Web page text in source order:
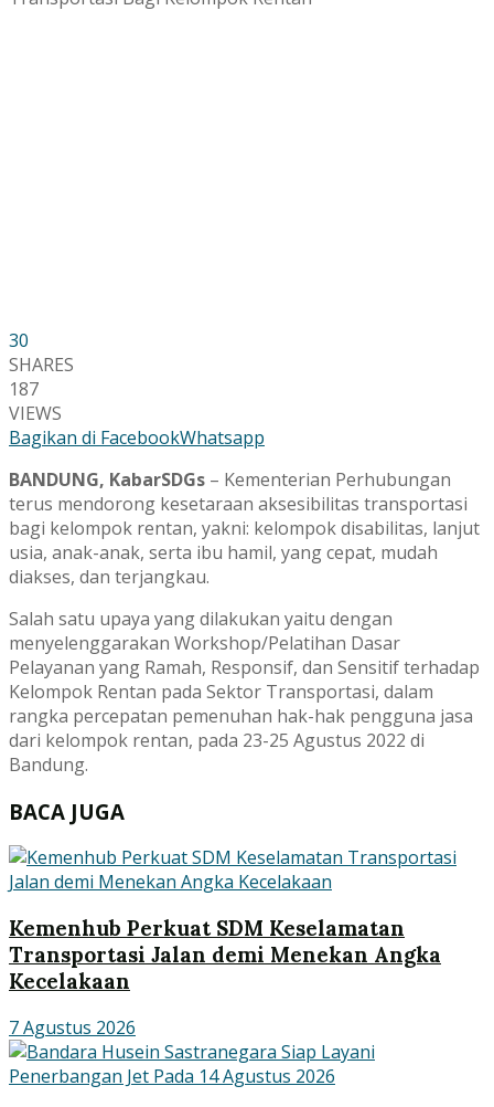
30
SHARES
187
VIEWS
Bagikan di FacebookWhatsapp
BANDUNG, KabarSDGs – Kementerian Perhubungan
terus mendorong kesetaraan aksesibilitas transportasi
bagi kelompok rentan, yakni: kelompok disabilitas, lanjut
usia, anak-anak, serta ibu hamil, yang cepat, mudah
diakses, dan terjangkau.
Salah satu upaya yang dilakukan yaitu dengan
menyelenggarakan Workshop/Pelatihan Dasar
Pelayanan yang Ramah, Responsif, dan Sensitif terhadap
Kelompok Rentan pada Sektor Transportasi, dalam
rangka percepatan pemenuhan hak-hak pengguna jasa
dari kelompok rentan, pada 23-25 Agustus 2022 di
Bandung.
BACA JUGA
Kemenhub Perkuat SDM Keselamatan
Transportasi Jalan demi Menekan Angka
Kecelakaan
7 Agustus 2026